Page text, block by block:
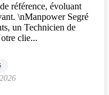
référence, évoluant
\nManpower Segré
un Technicien de
clie...